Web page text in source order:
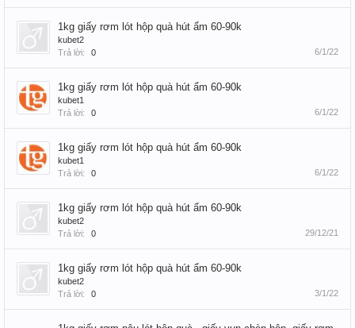
1kg giấy rơm lót hộp quà hút ẩm 60-90k
kubet2
Trả lời:
0 6/1/22
1kg giấy rơm lót hộp quà hút ẩm 60-90k
kubet1
Trả lời:
0 6/1/22
1kg giấy rơm lót hộp quà hút ẩm 60-90k
kubet1
Trả lời:
0 6/1/22
1kg giấy rơm lót hộp quà hút ẩm 60-90k
kubet2
Trả lời:
0 29/12/21
1kg giấy rơm lót hộp quà hút ẩm 60-90k
kubet2
Trả lời:
0 3/1/22